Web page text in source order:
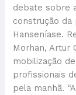
debate sobre
construção da
Hanseníase.
Morhan, Artur
mobilização
profissionais
pela manhã.